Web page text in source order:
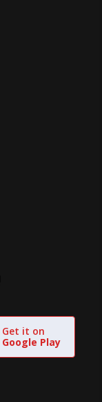
Get it on
Google Play